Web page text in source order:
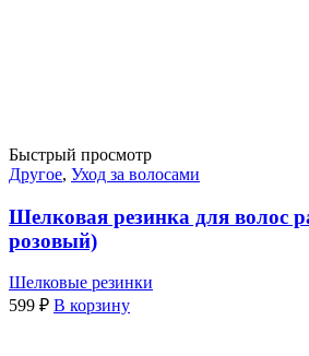
Быстрый просмотр
Другое, Уход за волосами
Шелковая резинка для волос
розовый)
Шелковые резинки
599 ₽ В корзину